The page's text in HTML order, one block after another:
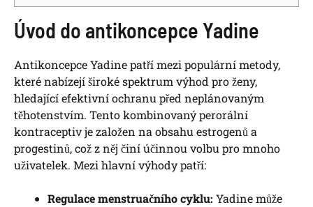
Úvod do antikoncepce Yadine
Antikoncepce Yadine patří mezi populární metody,
které nabízejí široké spektrum výhod pro ženy,
hledající efektivní ochranu před neplánovaným
těhotenstvím. Tento kombinovaný perorální
kontraceptiv je založen na obsahu estrogenů a
progestinů, což z něj činí účinnou volbu pro mnoho
uživatelek. Mezi hlavní výhody patří:
Regulace menstruačního cyklu: Yadine může